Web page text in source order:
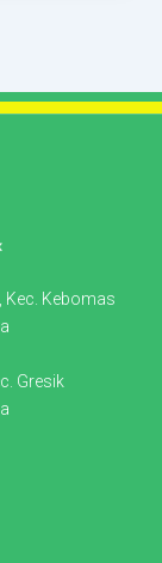
Kec. Kebomas
Gresik